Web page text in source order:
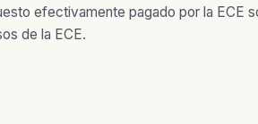
efectivamente pagado por la ECE
de la ECE.